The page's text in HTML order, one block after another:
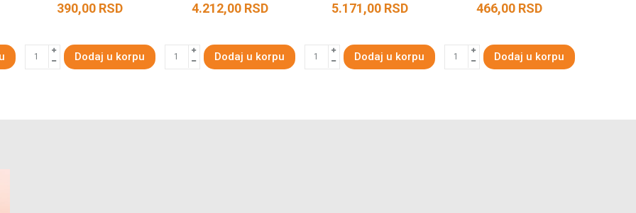
390,00 RSD
Dodaj u korpu
4.212,00 RSD
Dodaj u korpu
5.171,00 RSD
Dodaj u korpu
466,00 RSD
Dodaj u korpu